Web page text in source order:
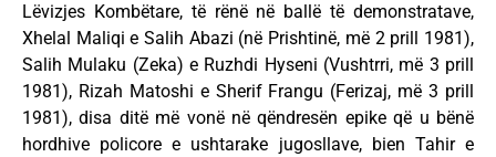
Lëvizjes Kombëtare, të rënë në ballë të demonstratave,
Xhelal Maliqi e Salih Abazi (në Prishtinë, më 2 prill 1981),
Salih Mulaku (Zeka) e Ruzhdi Hyseni (Vushtrri, më 3 prill
1981), Rizah Matoshi e Sherif Frangu (Ferizaj, më 3 prill
1981), disa ditë më vonë në qëndresën epike që u bënë
hordhive policore e ushtarake jugosllave, bien Tahir e